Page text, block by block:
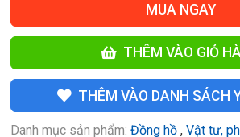
MUA NGAY
THÊM VÀO GIỎ
THÊM VÀO DANH SÁCH
Danh mục sản phẩm: Đồng hồ , Vật tư,